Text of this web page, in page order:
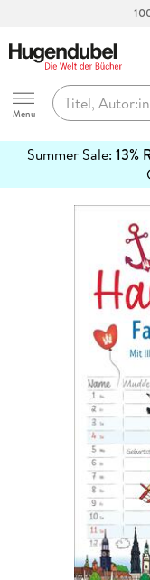
Hugendubel
Menu
Summer Sale: 13%
erfahren